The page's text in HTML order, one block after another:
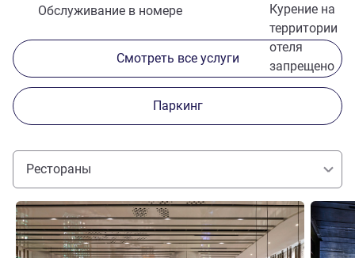
Курение на
территории
отеля
запрещено
Обслуживание в номере
Смотреть все услуги
Паркинг
Рестораны
Подробная информация